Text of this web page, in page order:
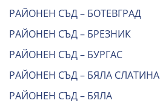
РАЙОНЕН СЪД – БОТЕВГРАД
РАЙОНЕН СЪД – БРЕЗНИК
РАЙОНЕН СЪД – БУРГАС
РАЙОНЕН СЪД – БЯЛА СЛАТИНА
РАЙОНЕН СЪД – БЯЛА